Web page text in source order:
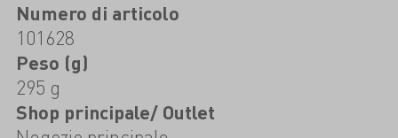
Numero di articolo
101628
Peso (g)
295 g
Shop principale/ Outlet